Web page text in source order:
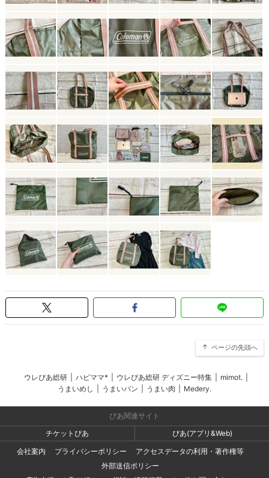
ページの先頭へ
ウレぴあ総研 ハピママ* ウレぴあ総研 ディズニー特集 mimot.
うまいめし
うまいパン うまい肉 Medery.
ぴあ関連サイト
チケットぴあ
ぴあ(アプリ&Web)
会社案内
プライバシーポリシー
アクセスデータの利用・著作権等
外部送信ポリシー